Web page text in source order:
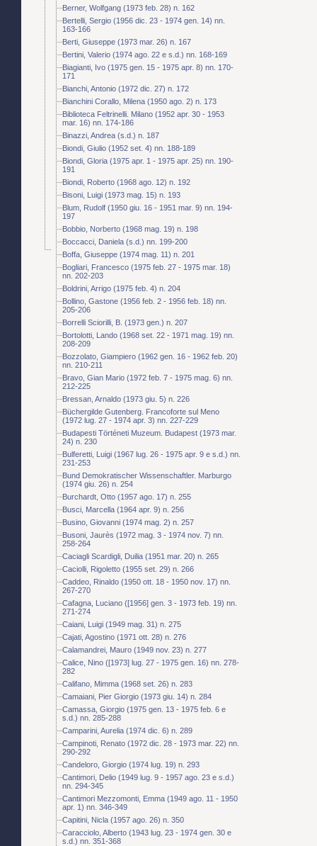
Berner, Wolfgang (1973 feb. 28) n. 162
Bertelli, Sergio (1956 dic. 23 - 1974 gen. 14) nn.
163-166
Berti, Giuseppe (1973 mar. 26) n. 167
Bertini, Valerio (1974 ago. 22 e s.d.) nn. 168-169
Biagianti, Ivo (1975 gen. 15 - 1975 apr. 8) nn. 170-
171
Bianchi, Antonio (1972 dic. 27) n. 172
Bianchini Corallo, Milena (1950 ago. 2) n. 173
Biblioteca Feltrinelli. Milano (1952 apr. 30 - 1953
mar. 16) nn. 174-186
Binazzi, Andrea (s.d.) n. 187
Biondi, Giulio (1952 set. 4) nn. 188-189
Biondi, Gloria (1975 apr. 1 - 1975 apr. 25) nn. 190-
191
Biondi, Roberto (1968 ago. 12) n. 192
Bisoni, Luigi (1973 mag. 15) n. 193
Blum, Rudolf (1950 giu. 16 - 1951 mar. 9) nn. 194-
197
Bobbio, Norberto (1968 mag. 19) n. 198
Boccacci, Daniela (s.d.) nn. 199-200
Boffa, Giuseppe (1974 mag. 11) n. 201
Bogliari, Francesco (1975 feb. 27 - 1975 mar. 18)
nn. 202-203
Boldrini, Arrigo (1975 feb. 4) n. 204
Bollino, Gastone (1956 feb. 2 - 1956 feb. 18) nn.
205-206
Borrelli Sciorilli, B. (1973 gen.) n. 207
Bortolotti, Lando (1968 set. 22 - 1971 mag. 19) nn.
208-209
Bozzolato, Giampiero (1962 gen. 16 - 1962 feb. 20)
nn. 210-211
Bravo, Gian Mario (1972 feb. 7 - 1975 mag. 6) nn.
212-225
Bressan, Arnaldo (1973 giu. 5) n. 226
Büchergilde Gutenberg. Francoforte sul Meno
(1972 lug. 27 - 1974 apr. 3) nn. 227-229
Budapesti Történeti Muzeum. Budapest (1973 mar.
24) n. 230
Bulferetti, Luigi (1967 lug. 26 - 1975 apr. 9 e s.d.) nn.
231-253
Bund Demokratischer Wissenschaftler. Marburgo
(1974 giu. 26) n. 254
Burchardt, Otto (1957 ago. 17) n. 255
Busci, Marcella (1964 apr. 9) n. 256
Busino, Giovanni (1974 mag. 2) n. 257
Busoni, Jaurès (1972 mag. 3 - 1974 nov. 7) nn.
258-264
Caciagli Scardigli, Duilia (1951 mar. 20) n. 265
Caciolli, Rigoletto (1955 set. 29) n. 266
Caddeo, Rinaldo (1950 ott. 18 - 1950 nov. 17) nn.
267-270
Cafagna, Luciano ([1956] gen. 3 - 1973 feb. 19) nn.
271-274
Caiani, Luigi (1949 mag. 31) n. 275
Cajati, Agostino (1971 ott. 28) n. 276
Calamandrei, Mauro (1949 nov. 23) n. 277
Calice, Nino ([1973] lug. 27 - 1975 gen. 16) nn. 278-
282
Califano, Mimma (1968 set. 26) n. 283
Camaiani, Pier Giorgio (1973 giu. 14) n. 284
Camassa, Giorgio (1975 gen. 13 - 1975 feb. 6 e
s.d.) nn. 285-288
Camparini, Aurelia (1974 dic. 6) n. 289
Campinoti, Renato (1972 dic. 28 - 1973 mar. 22) nn.
290-292
Candeloro, Giorgio (1974 lug. 19) n. 293
Cantimori, Delio (1949 lug. 9 - 1957 ago. 23 e s.d.)
nn. 294-345
Cantimori Mezzomonti, Emma (1949 ago. 11 - 1950
apr. 1) nn. 346-349
Capitini, Nicla (1957 ago. 26) n. 350
Caracciolo, Alberto (1943 lug. 23 - 1974 gen. 30 e
s.d.) nn. 351-368